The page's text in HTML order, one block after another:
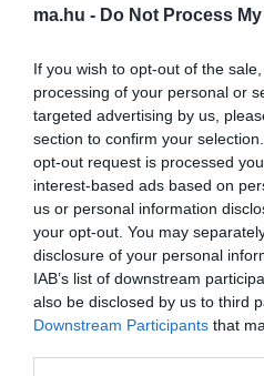
ma.hu - Do Not Process
If you wish to opt-out of the
processing of your personal or
targeted advertising by us,
section to confirm your
opt-out request is processed
interest-based ads based on
us or personal information
your opt-out. You may
disclosure of your personal
IAB’s list of downstream
also be disclosed by us to third
Downstream Participants that
könyvelés alapjául szolgáló
A könyvelőt az áfabevallási
történő teljesítésére utasította,
rendszeres bevétele volt a cégnek,
a könyvelőt adatokkal, azok
A férfi összességében ily módon -
áfát titkolt el és nem fizetett be -
A Fővárosi Főügyészség a férfit
okozó, üzletszerűen és közvetett
költségvetési csalás bűntettével
tettesként elkövetett hamis
vétségével vádolta meg, vele
börtönbüntetés, pénzbüntetés,
kiszabását indítványozta a